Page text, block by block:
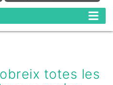
totes les